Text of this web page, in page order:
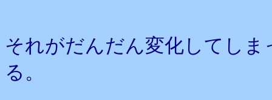
それがだんだん変化してし
る。